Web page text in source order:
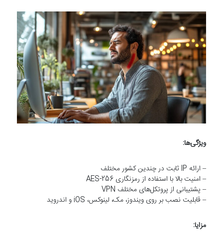
ویژگی‌ها:
– ارائه IP ثابت در چندین کشور مختلف
– امنیت بالا با استفاده از رمزنگاری AES-256
– پشتیبانی از پروتکل‌های مختلف VPN
– قابلیت نصب بر روی ویندوز، مک، لینوکس، iOS و اندروید
مزایا: